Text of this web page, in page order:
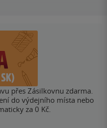
přes Zásilkovnu zdarma.
do výdejního místa nebo
za 0 Kč.